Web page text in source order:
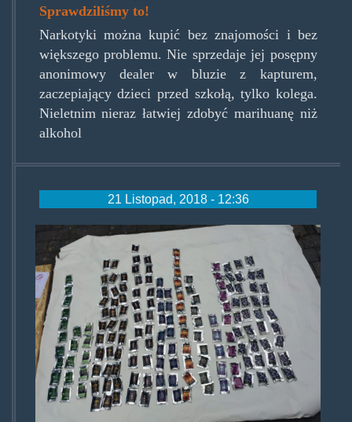
Sprawdziliśmy to!
Narkotyki można kupić bez znajomości i bez
większego problemu. Nie sprzedaje jej posępny
anonimowy dealer w bluzie z kapturem,
zaczepiający dzieci przed szkołą, tylko kolega.
Nieletnim nieraz łatwiej zdobyć marihuanę niż
alkohol
21 Listopad, 2018 - 12:36
dopsyzkrakowa.jpg